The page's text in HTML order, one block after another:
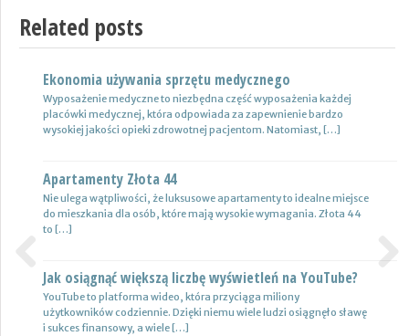
Related posts
Ekonomia używania sprzętu medycznego
Wyposażenie medyczne to niezbędna część wyposażenia każdej
placówki medycznej, która odpowiada za zapewnienie bardzo
wysokiej jakości opieki zdrowotnej pacjentom. Natomiast, […]
Apartamenty Złota 44
Nie ulega wątpliwości, że luksusowe apartamenty to idealne miejsce
do mieszkania dla osób, które mają wysokie wymagania. Złota 44
to […]
Jak osiągnąć większą liczbę wyświetleń na YouTube?
YouTube to platforma wideo, która przyciąga miliony
użytkowników codziennie. Dzięki niemu wiele ludzi osiągnęło sławę
i sukces finansowy, a wiele […]
Nowoczesne lampy
Nie ulega wątpliwości, że do pojazdów powinno być dobrane
oświetlenie wysokiej jakości, które zapewni wysoki poziom
bezpieczeństwa oraz podniesie komfort […]
Wynajem samochodów i naczep – usługi
Z całą pewnością firmy transportowe spedycyjne czy także
logistyczne potrzebują przede wszystkim nowoczesnej floty aut,
które są gotowe do pracy. […]
Certyfikat uprawnień w branży budowlanej
Uprawnienia w biznesie budowlanej dotyczą różnych specjalności.
Jest to specjalność architektoniczna, niemniej jednak również
konstrukcyjno-budowlana, inżynieryjna oraz instalacyjna. Warto
Previous